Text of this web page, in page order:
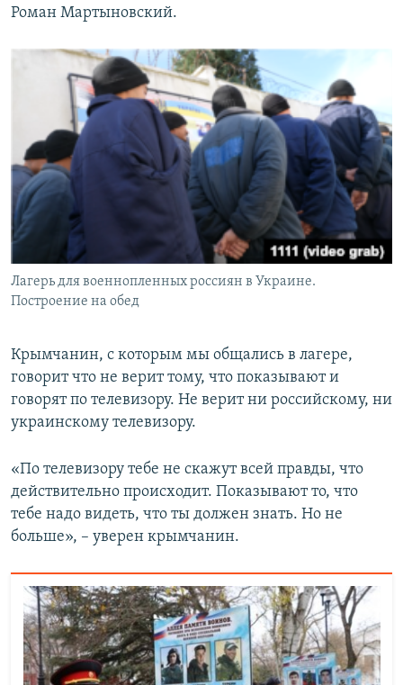
Роман Мартыновский.
Лагерь для военнопленных россиян в Украине.
Построение на обед
Крымчанин, с которым мы общались в лагере,
говорит что не верит тому, что показывают и
говорят по телевизору. Не верит ни российскому, ни
украинскому телевизору.
«По телевизору тебе не скажут всей правды, что
действительно происходит. Показывают то, что
тебе надо видеть, что ты должен знать. Но не
больше», – уверен крымчанин.